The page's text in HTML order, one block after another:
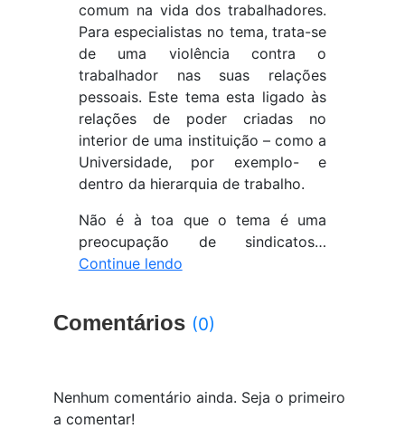
comum na vida dos trabalhadores.
Para especialistas no tema, trata-se
de uma violência contra o
trabalhador nas suas relações
pessoais. Este tema esta ligado às
relações de poder criadas no
interior de uma instituição – como a
Universidade, por exemplo- e
dentro da hierarquia de trabalho.
Não é à toa que o tema é uma
preocupação de sindicatos…
Continue lendo
Comentários (0)
Nenhum comentário ainda. Seja o primeiro
a comentar!